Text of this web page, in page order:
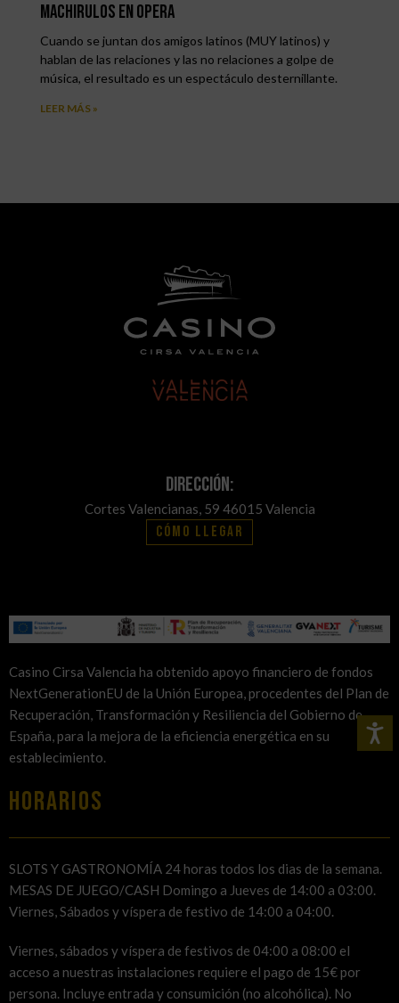
Machirulos en Opera
Cuando se juntan dos amigos latinos (MUY latinos) y
hablan de las relaciones y las no relaciones a golpe de
música, el resultado es un espectáculo desternillante.
LEER MÁS »
Dirección:
Cortes Valencianas, 59 46015 Valencia
Cómo llegar
Casino Cirsa Valencia ha obtenido apoyo financiero de fondos
NextGenerationEU de la Unión Europea, procedentes del Plan de
Recuperación, Transformación y Resiliencia del Gobierno de
España, para la mejora de la eficiencia energética en su
establecimiento.
HORARIOS
SLOTS Y GASTRONOMÍA 24 horas todos los dias de la semana.
MESAS DE JUEGO/CASH Domingo a Jueves de 14:00 a 03:00.
Viernes, Sábados y víspera de festivo de 14:00 a 04:00.
Viernes, sábados y víspera de festivos de 04:00 a 08:00 el
acceso a nuestras instalaciones requiere el pago de 15€ por
persona. Incluye entrada y consumición (no alcohólica). No